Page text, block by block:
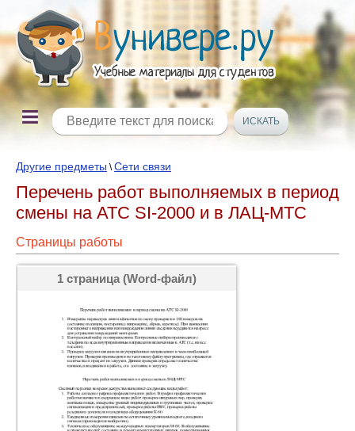
Другие предметы \Сети связи
Перечень работ выполняемых в период
смены на АТС SI-2000 и в ЛАЦ-МТС
Страницы работы
1 страница (Word-файл)